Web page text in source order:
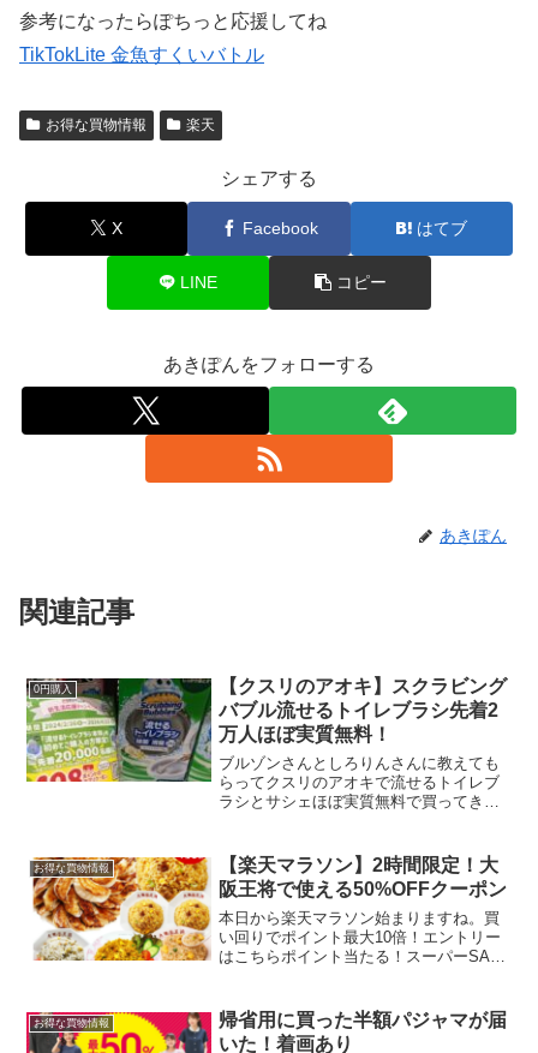
参考になったらぽちっと応援してね
TikTokLite 金魚すくいバトル
お得な買物情報 楽天
シェアする
X Facebook はてブ
LINE コピー
あきぽんをフォローする
あきぽん
関連記事
0円購入
【クスリのアオキ】スクラビング
バブル流せるトイレブラシ先着2
万人ほぼ実質無料！
ブルゾンさんとしろりんさんに教えても
らってクスリのアオキで流せるトイレブ
ラシとサシェほぼ実質無料で買ってきま
ただ、会計分なきゃいけないとのことな
のでメンタルと時間との...
お得な買物情報
【楽天マラソン】2時間限定！大
阪王将で使える50%OFFクーポン
本日から楽天マラソン始まりますね。買
い回りでポイント最大10倍！エントリー
はこちらポイント当たる！スーパーSALE
ら2時間限定！大阪王将で使える50%OFF
クー...
お得な買物情報
帰省用に買った半額パジャマが届
いた！着画あり